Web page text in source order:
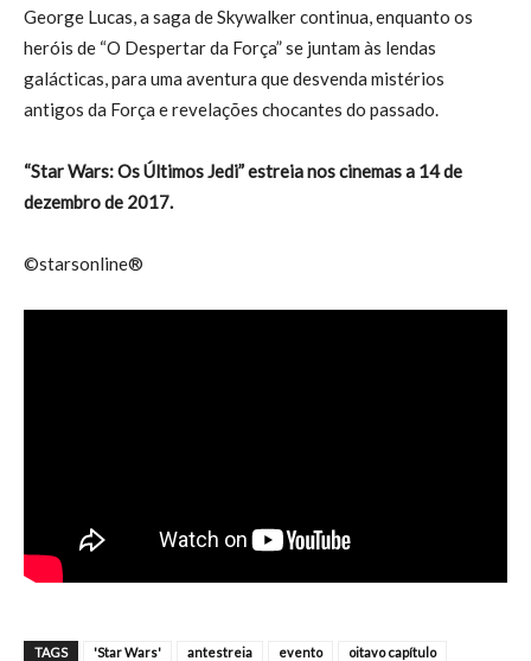
George Lucas, a saga de Skywalker continua, enquanto os
heróis de “O Despertar da Força” se juntam às lendas
galácticas, para uma aventura que desvenda mistérios
antigos da Força e revelações chocantes do passado.
“Star Wars: Os Últimos Jedi” estreia nos cinemas a 14 de
dezembro de 2017.
©starsonline®
TAGS 'Star Wars' antestreia evento
oitavo capítulo